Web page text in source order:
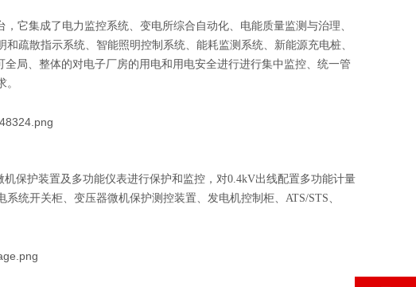
它集成了电力监控系统、变电所综合自动化、电能质量监测与治理、
疏散指示系统、智能照明控制系统、能耗监测系统、新能源充电桩、
局、整体的对电子厂房的用电和用电安全进行进行集中监控、统一管
保护装置及多功能仪表进行保护和监控，对0.4kV出线配置多功能计量
统开关柜、变压器微机保护测控装置、发电机控制柜、ATS/STS、